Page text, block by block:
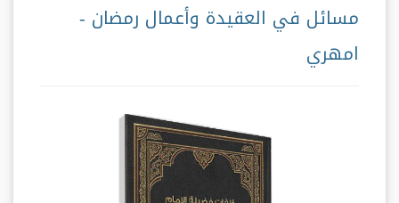
مسائل في العقيدة وأعمال رمضان -
امهري